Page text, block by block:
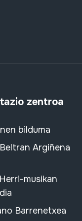
zentroa
bilduma
Argiñena
musikan
Barrenetxea